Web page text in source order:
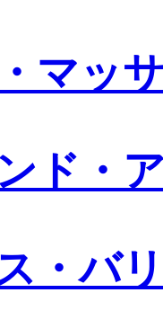
マッ
ド・
・バ